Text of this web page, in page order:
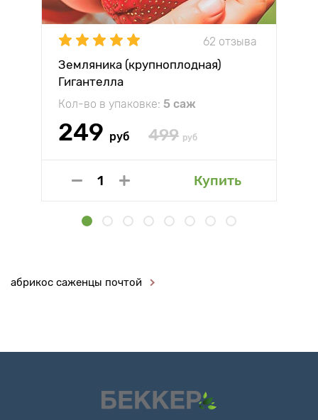
62 отзыва
Земляника (крупноплодная)
Гигантелла
Кол-во в упаковке: 5 саж
249 руб 499 руб
Купить
абрикос саженцы почтой